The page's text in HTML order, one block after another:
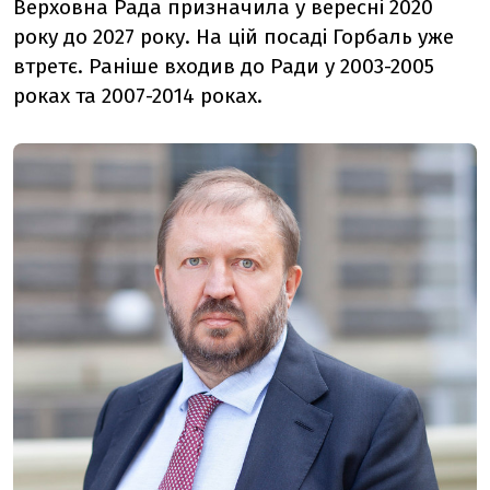
Верховна Рада призначила у вересні 2020
року до 2027 року. На цій посаді Горбаль уже
втретє. Раніше входив до Ради у 2003-2005
роках та 2007-2014 роках.